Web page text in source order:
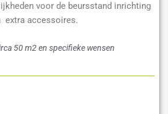
voor de beursstand inrichting
extra accessoires.
50 m2 en specifieke wensen